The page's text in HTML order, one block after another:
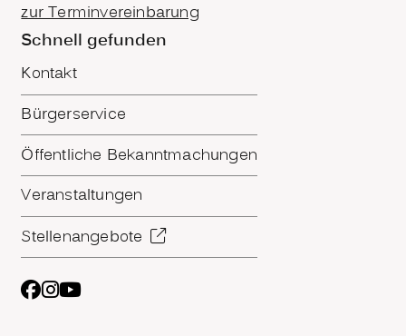
zur Terminvereinbarung
Schnell gefunden
Kontakt
Bürgerservice
Öffentliche Bekanntmachungen
Veranstaltungen
Stellenangebote